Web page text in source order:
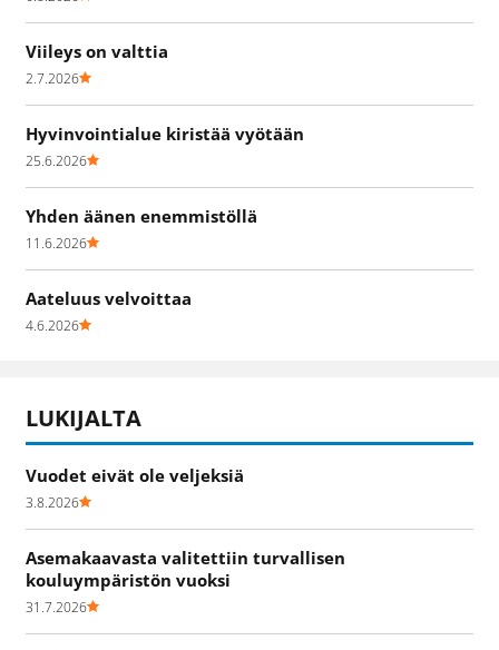
Viileys on valttia
2.7.2026
Hyvinvointialue kiristää vyötään
25.6.2026
Yhden äänen enemmistöllä
11.6.2026
Aateluus velvoittaa
4.6.2026
LUKIJALTA
Vuodet eivät ole veljeksiä
3.8.2026
Asemakaavasta valitettiin turvallisen
kouluympäristön vuoksi
31.7.2026